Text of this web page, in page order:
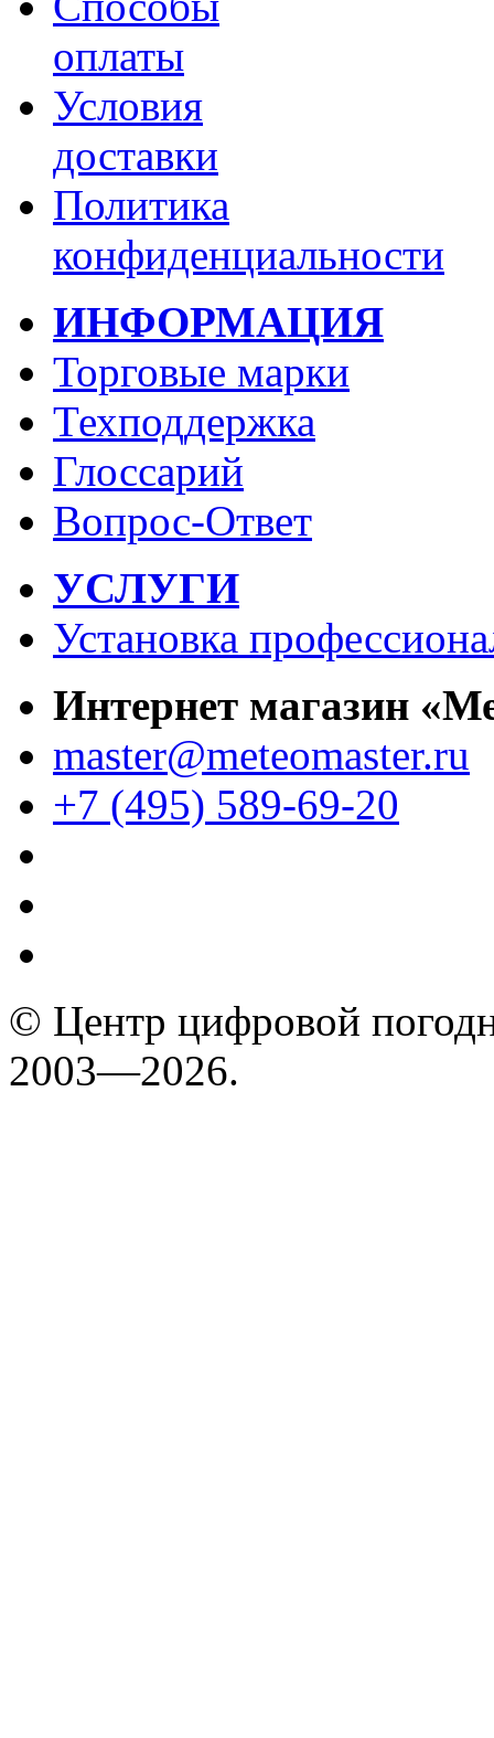
оплаты
Условия
доставки
Политика
конфиденциальности
ИНФОРМАЦИЯ
Торговые марки
Техподдержка
Глоссарий
Вопрос-Ответ
УСЛУГИ
Установка
Интернет магазин
master@meteomaster.ru
+7 (495) 589-69-20
© Центр цифровой
2003—2026.